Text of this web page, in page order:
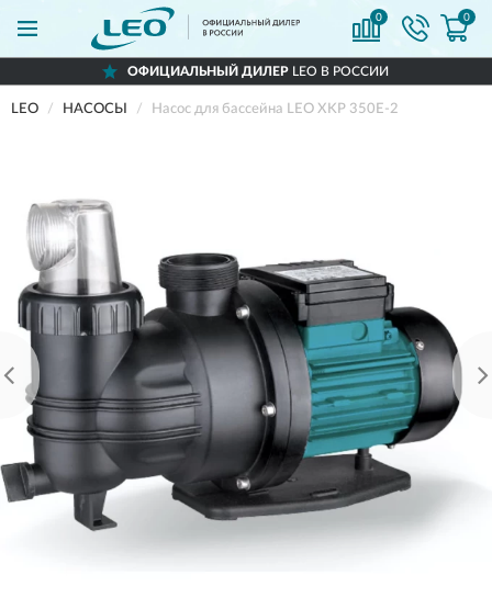
0 0
ОФИЦИАЛЬНЫЙ ДИЛЕРLEO В РОССИИ
LEO НАСОСЫ Насос для бассейна LEO XKP 350E-2